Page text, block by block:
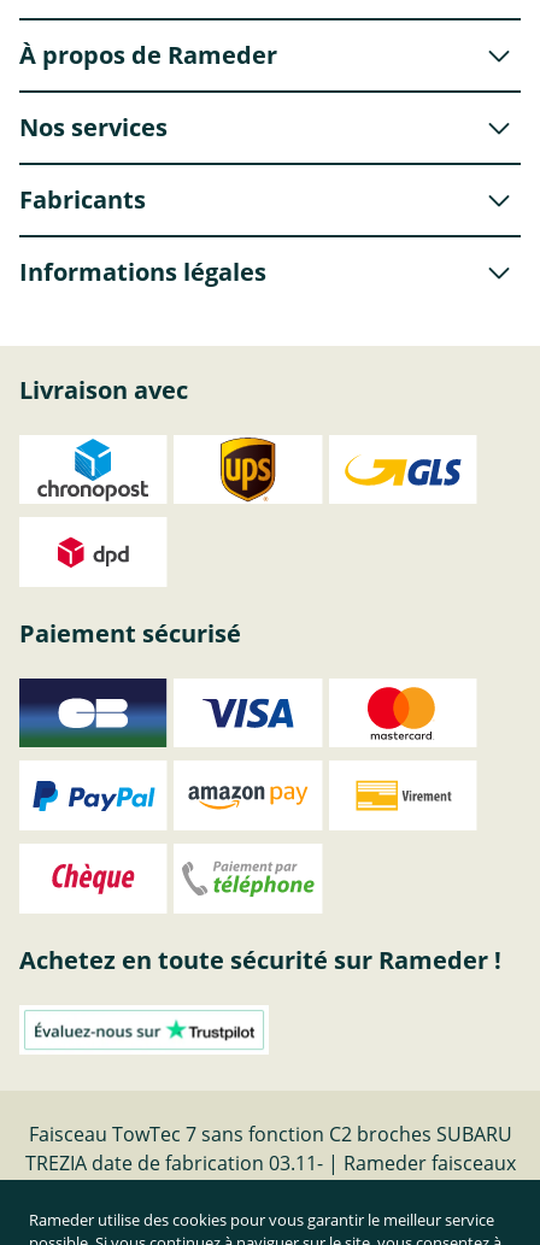
À propos de Rameder
Nos services
Fabricants
Informations légales
Livraison avec
Paiement sécurisé
Achetez en toute sécurité sur Rameder !
Faisceau TowTec 7 sans fonction C2 broches SUBARU
TREZIA date de fabrication 03.11- | Rameder faisceaux
Rameder utilise des cookies pour vous garantir le meilleur service